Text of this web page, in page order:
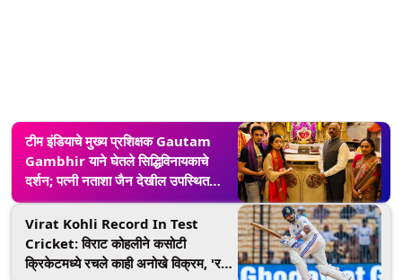
टीम इंडियाचे मुख्य प्रशिक्षक Gautam
Gambhir याने घेतले सिद्धिविनायकाचे
दर्शन; पत्नी नताशा जैन देखील उपस्थित
(Video)
Virat Kohli Record In Test
Cricket: विराट कोहलीने कसोटी
क्रिकेटमध्ये रचले काही अनोखे विक्रम, 'रन